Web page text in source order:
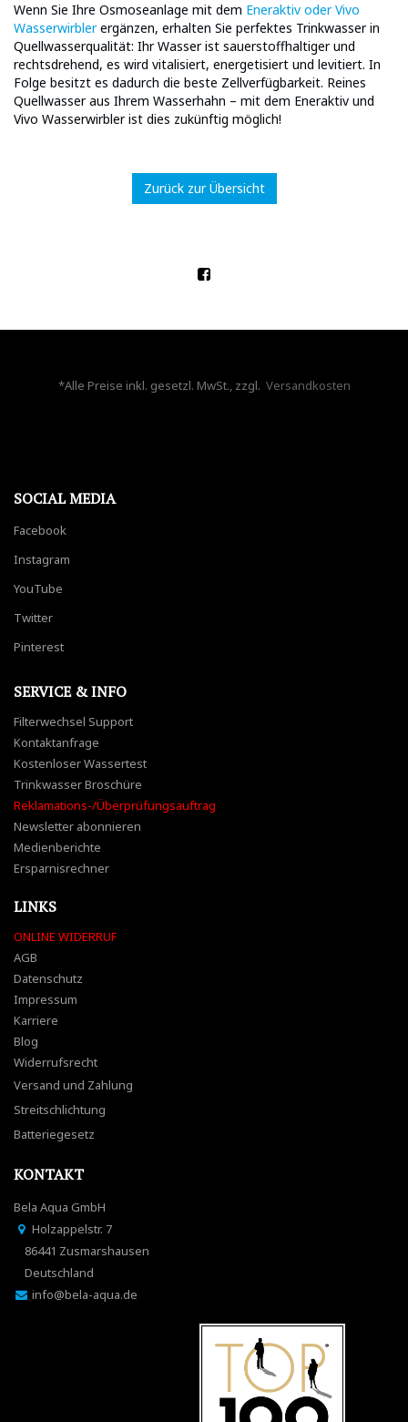
Wenn Sie Ihre Osmoseanlage mit dem Eneraktiv oder Vivo
Wasserwirblerergänzen, erhalten Sie perfektes Trinkwasser in
Quellwasserqualität: Ihr Wasser ist sauerstoffhaltiger und
rechtsdrehend, es wird vitalisiert, energetisiert und levitiert. In
Folge besitzt es dadurch die beste Zellverfügbarkeit. Reines
Quellwasser aus Ihrem Wasserhahn – mit dem Eneraktiv und
Vivo Wasserwirbler ist dies zukünftig möglich!
Zurück zur Übersicht
*Alle Preise inkl. gesetzl. MwSt., zzgl. Versandkosten
SOCIAL MEDIA
Facebook
Instagram
YouTube
Twitter
Pinterest
SERVICE & INFO
Filterwechsel Support
Kontaktanfrage
Kostenloser Wassertest
Trinkwasser Broschüre
Reklamations-/Überprüfungsauftrag
Newsletter abonnieren
Medienberichte
Ersparnisrechner
LINKS
ONLINE WIDERRUF
AGB
Datenschutz
Impressum
Karriere
Blog
Widerrufsrecht
Versand und Zahlung
Streitschlichtung
Batteriegesetz
KONTAKT
Bela Aqua GmbH
Holzappelstr. 7
86441 Zusmarshausen
Deutschland
info@bela-aqua.de